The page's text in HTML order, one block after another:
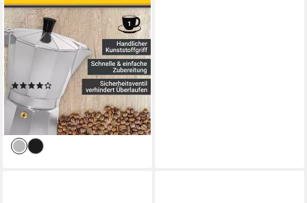
KRÜGER
Espressokocher, 0,1l
Kaffeekanne, traditionell
italienisch, aus Aluminium, mit
Silikon-Dichtungsring
(176)
ab 8,02 € UVP 11,99 €
-33%
lieferbar - in 2-3 Werktagen bei dir